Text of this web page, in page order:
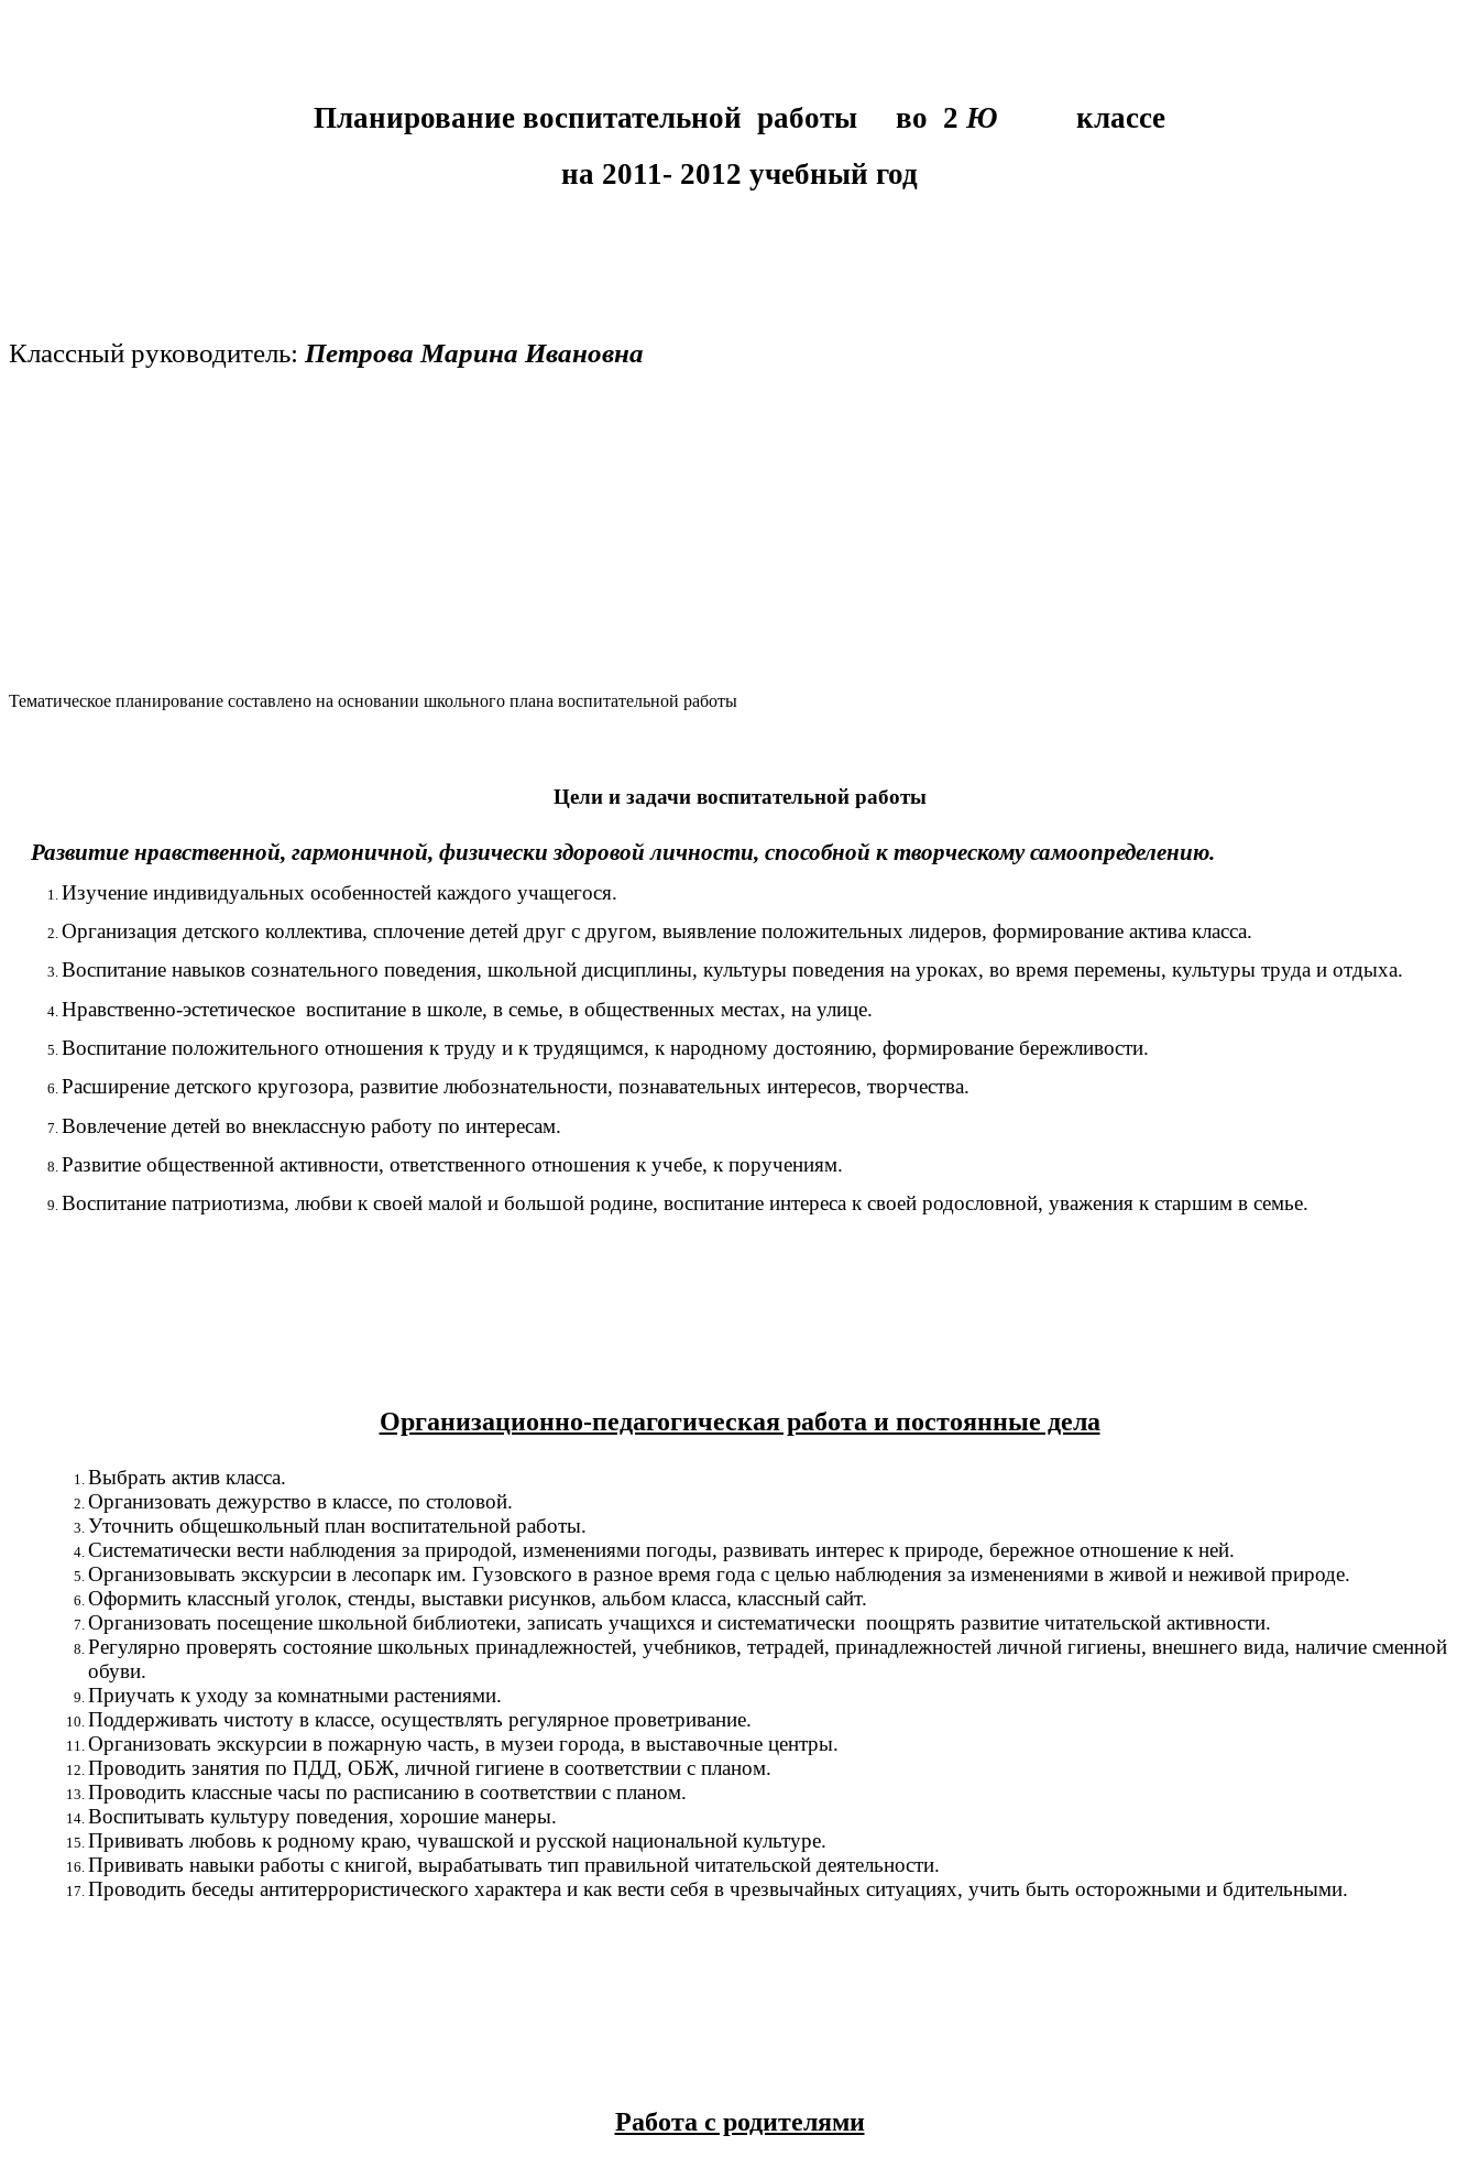
Планирование воспитательной работы во 2 Ю
классе
на 2011- 2012 учебный год
Классный руководитель: Петрова Марина Ивановна
Тематическое планирование составлено на основании школьного плана воспитательной работы
Цели и задачи воспитательной работы
Развитие нравственной, гармоничной, физически здоровой личности, способной к творческому самоопределению.
Изучение индивидуальных особенностей каждого учащегося.
Организация детского коллектива, сплочение детей друг с другом, выявление положительных лидеров, формирование актива класса.
Воспитание навыков сознательного поведения, школьной дисциплины, культуры поведения на уроках, во время перемены, культуры труда и отдыха.
Нравственно-эстетическое воспитание в школе, в семье, в общественных местах, на улице.
Воспитание положительного отношения к труду и к трудящимся, к народному достоянию, формирование бережливости.
Расширение детского кругозора, развитие любознательности, познавательных интересов, творчества.
Вовлечение детей во внеклассную работу по интересам.
Развитие общественной активности, ответственного отношения к учебе, к поручениям.
Воспитание патриотизма, любви к своей малой и большой родине, воспитание интереса к своей родословной, уважения к старшим в семье.
Организационно-педагогическая работа и постоянные дела
Выбрать актив класса.
Организовать дежурство в классе, по столовой.
Уточнить общешкольный план воспитательной работы.
Систематически вести наблюдения за природой, изменениями погоды, развивать интерес к природе, бережное отношение к ней.
Организовывать экскурсии в лесопарк им. Гузовского в разное время года с целью наблюдения за изменениями в живой и неживой природе.
Оформить классный уголок, стенды, выставки рисунков, альбом класса, классный сайт.
Организовать посещение школьной библиотеки, записать учащихся и систематически поощрять развитие читательской активности.
Регулярно проверять состояние школьных принадлежностей, учебников, тетрадей, принадлежностей личной гигиены, внешнего вида, наличие сменной
обуви.
Приучать к уходу за комнатными растениями.
Поддерживать чистоту в классе, осуществлять регулярное проветривание.
Организовать экскурсии в пожарную часть, в музеи города, в выставочные центры.
Проводить занятия по ПДД, ОБЖ, личной гигиене в соответствии с планом.
Проводить классные часы по расписанию в соответствии с планом.
Воспитывать культуру поведения, хорошие манеры.
Прививать любовь к родному краю, чувашской и русской национальной культуре.
Прививать навыки работы с книгой, вырабатывать тип правильной читательской деятельности.
Проводить беседы антитеррористического характера и как вести себя в чрезвычайных ситуациях, учить быть осторожными и бдительными.
Работа с родителями